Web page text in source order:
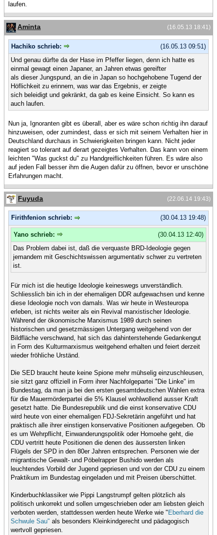
laufen.
(16.05.13 18:41)
Aminta
(16.05.13 09:51)
Hachiko schrieb:
Und genau dürfte da der Hase im Pfeffer liegen, denn ich hatte es
einmal gewagt einen Japaner, an Jahren etwas gereifter
als dieser Jungspund, an die in Japan so hochgehobene Tugend der
Höflichkeit zu erinnern, was war das Ergebnis, er zeigte
sich beleidigt und gekränkt, da gab es keine Einsicht. So kann es
auch laufen.
Nun ja, Ignoranten gibt es überall, aber es wäre schon richtig ihn darauf
hinzuweisen, oder zumindest, dass er sich mit seinem Verhalten hier in
Deutschland durchaus in Schwierigkeiten bringen kann. Nicht jeder
reagiert so tolerant auf derart gezeigtes Verhalten. Das kann von einem
leichten "Was guckst du" zu Handgreiflichkeiten führen. Es wäre also
auf jeden Fall besser ihm die Augen dafür zu öffnen, bevor er unschöne
Erfahrungen macht.
(22.06.14 19:43)
Fuyuda
(30.04.13 19:48)
Firithfenion schrieb:
(30.04.13 12:40)
Yano schrieb:
Das Problem dabei ist, daß die verquaste BRD-Ideologie gegen
jemandem mit Geschichtswissen argumentativ schwer zu vertreten
ist.
Für mich ist die heutige Ideologie keineswegs unverständlich.
Schliesslich bin ich in der ehemaligen DDR aufgewachsen und kenne
diese Ideologie noch von damals. Was wir heute in Westeuropa
erleben, ist nichts weiter als ein Revival marxistischer Ideologie.
Während der ökonomische Marxismus 1989 durch seinen
historischen und gesetzmässigen Untergang weitgehend von der
Bildfläche verschwand, hat sich das dahinterstehende Gedankengut
in Form des Kulturmarxismus weitgehend erhalten und feiert derzeit
wieder fröhliche Urständ.
Die SED braucht heute keine Spione mehr mühselig einzuschleusen,
sie sitzt ganz offiziell in Form ihrer Nachfolgepartei "Die Linke" im
Bundestag, da man ja bei den ersten gesamtdeutschen Wahlen extra
für die Mauermörderpartei die 5% Klausel wohlwollend ausser Kraft
gesetzt hatte. Die Bundesrepublik und die einst konservative CDU
wird heute von einer ehemaligen FDJ-Sekretärin angeführt und hat
praktisch alle ihrer einstigen konservative Positionen aufgegeben. Ob
es um Wehrpflicht, Einwanderungspolitik oder Homoehe geht, die
CDU vertritt heute Positionen die denen des äussersten linken
Flügels der SPD in den 80er Jahren entsprechen. Personen wie der
migrantische Gewalt- und Pöbelrapper Bushido werden als
leuchtendes Vorbild der Jugend gepriesen und von der CDU zu einem
Praktikum im Bundestag eingeladen und mit Preisen überschüttet.
Kinderbuchklassiker wie Pippi Langstrumpf gelten plötzlich als
politisch unkorrekt und sollen umgeschrieben oder am liebsten gleich
verboten werden, stattdessen werden heute Werke wie " Eberhard die
Schwule Sau" als besonders Kleinkindgerecht und pädagogisch
wertvoll gepriesen.